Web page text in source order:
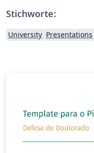
Stichworte:
University Presentations